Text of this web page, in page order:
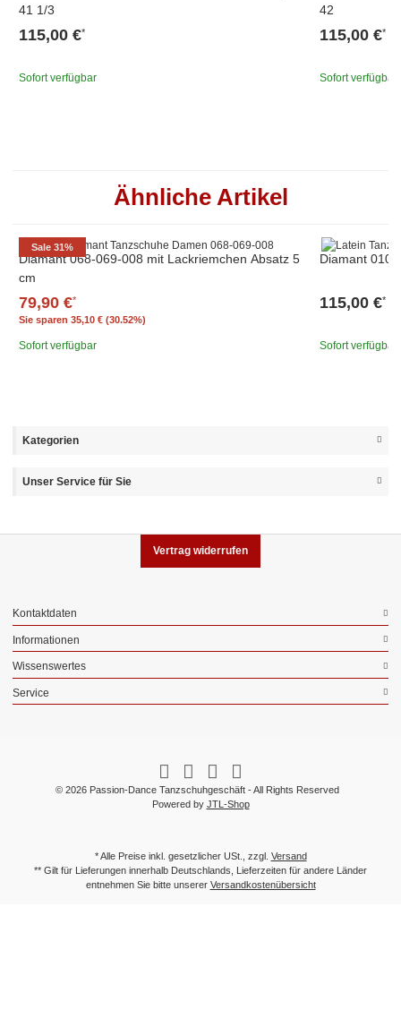
41 1/3
115,00 €*
Sofort verfügbar
42
115,00 €*
Sofort verfügbar
Ähnliche Artikel
Sale 31%
Diamant 068-069-008 mit Lackriemchen Absatz 5
cm
79,90 €*
Sie sparen 35,10 € (30.52%)
Sofort verfügbar
Diamant 010-
115,00 €*
Sofort verfügbar
Kategorien
Unser Service für Sie
Vertrag widerrufen
Kontaktdaten
Informationen
Wissenswertes
Service
© 2026 Passion-Dance Tanzschuhgeschäft - All Rights Reserved
Powered by JTL-Shop
* Alle Preise inkl. gesetzlicher USt., zzgl. Versand
** Gilt für Lieferungen innerhalb Deutschlands, Lieferzeiten für andere Länder
entnehmen Sie bitte unserer Versandkostenübersicht